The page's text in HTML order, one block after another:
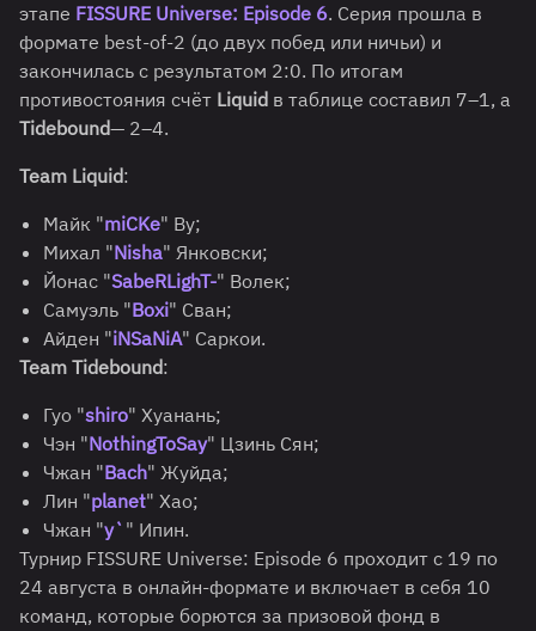
этапе FISSURE Universe: Episode 6. Серия прошла в
формате best-of-2 (до двух побед или ничьи) и
закончилась с результатом 2:0. По итогам
противостояния счёт Liquid в таблице составил 7–1, а
Tidebound— 2–4.
Team Liquid:
Майк "miCKe" Ву;
Михал "Nisha" Янковски;
Йонас "SabeRLighT-" Волек;
Самуэль "Boxi" Сван;
Айден "iNSaNiA" Саркои.
Team Tidebound:
Гуо "shiro" Хуанань;
Чэн "NothingToSay" Цзинь Сян;
Чжан "Bach" Жуйда;
Лин "planet" Хао;
Чжан "y` " Ипин.
Турнир FISSURE Universe: Episode 6 проходит с 19 по
24 августа в онлайн-формате и включает в себя 10
команд, которые борются за призовой фонд в